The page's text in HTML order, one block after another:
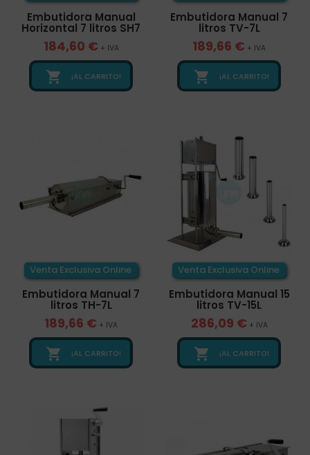
Embutidora Manual
Horizontal 7 litros SH7
184,60 € + IVA
 ¡AL CARRITO!
Embutidora Manual 7
litros TV-7L
189,66 € + IVA
 ¡AL CARRITO!
Venta Exclusiva Online
Embutidora Manual 7
litros TH-7L
189,66 € + IVA
 ¡AL CARRITO!
Venta Exclusiva Online
Embutidora Manual 15
litros TV-15L
286,09 € + IVA
 ¡AL CARRITO!